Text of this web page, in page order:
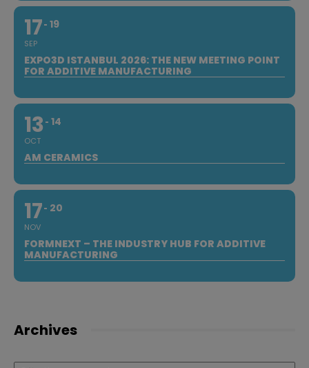
17
SEP
19
EXPO3D ISTANBUL 2026: THE NEW MEETING POINT
FOR ADDITIVE MANUFACTURING
13
OCT
14
AM CERAMICS
17
NOV
20
FORMNEXT – THE INDUSTRY HUB FOR ADDITIVE
MANUFACTURING
Archives
Archives